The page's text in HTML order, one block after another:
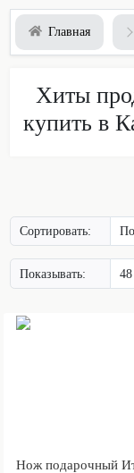
Главная
Хиты
купить в
Сортировать:
Показывать:
Нож подарочный